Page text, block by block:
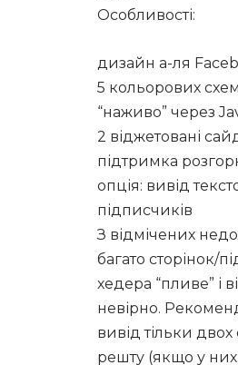
Особливості:
дизайн а-ля
5 кольорових
“наживо” через
2 віджетовані
підтримка
опція: вивід
підписчиків
З відмічених
багато сторінок/
хедера “пливе” і
невірно.
вивід тільки двох
решту (якщо у них